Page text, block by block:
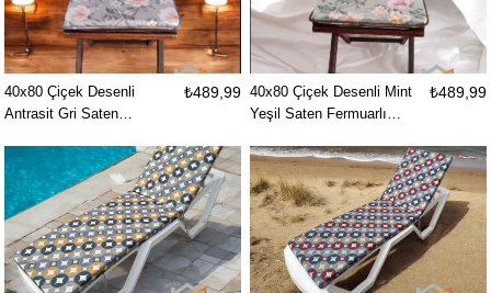
40x80 Çiçek Desenli
Antrasit Gri Saten
Sırtlı Sandalye Minderi 3
cm
₺489,99 40x80 Çiçek Desenli Mint
Yeşil Saten Fermuarlı
Sandalye Minderi 3 cm
₺489,99